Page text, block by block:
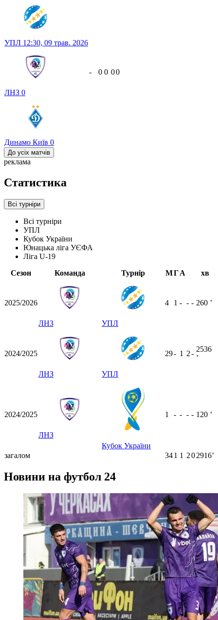
УПЛ 12:30, 09 трав. 2026
ЛНЗ 0
Динамо Київ 0
- 0 0 00
До усіх матчів
реклама
Статистика
Всі турніри
Всі турніри
УПЛ
Кубок України
Юнацька ліга УЄФА
Ліга U-19
Сезон
Команда Турнір МГА хв
2025/2026
ЛНЗ УПЛ
4 1 - - - 260 ʼ
2024/2025
ЛНЗ УПЛ
29- 1 2-
2536
ʼ
2024/2025
ЛНЗ
Кубок України
1 - - - - 120 ʼ
загалом 341 1 202916ʼ
Новини на футбол 24